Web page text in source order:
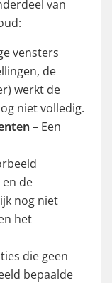
van
vensters
de
werkt de
niet volledig.
– Een
de
nog niet
het
die geen
bepaalde